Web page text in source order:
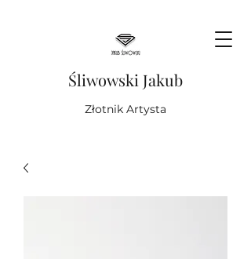
Śliwowski Jakub
Złotnik Artysta